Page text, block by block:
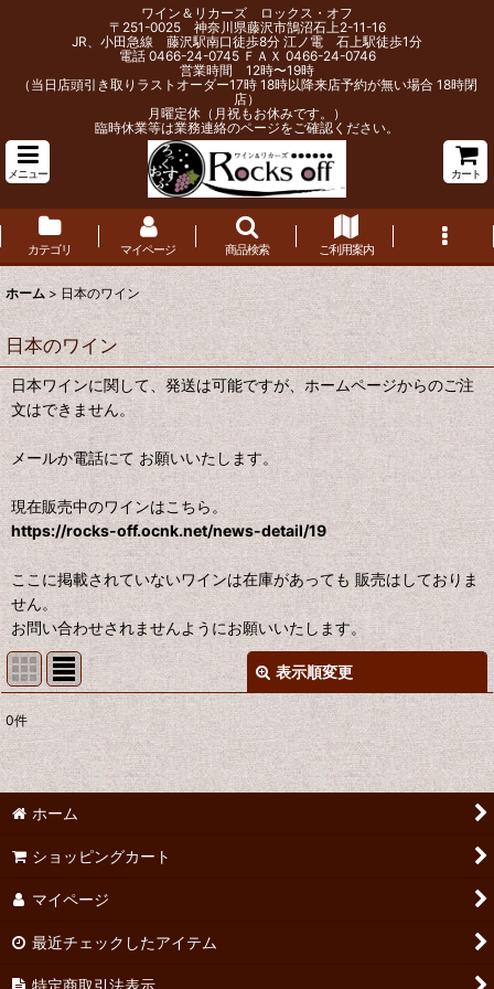
ワイン＆リカーズ ロックス・オフ
〒251-0025 神奈川県藤沢市鵠沼石上2-11-16
JR、小田急線 藤沢駅南口徒歩8分 江ノ電 石上駅徒歩1分
電話 0466-24-0745 ＦＡＸ 0466-24-0746
営業時間 12時〜19時
（当日店頭引き取りラストオーダー17時 18時以降来店予約が無い場合 18時閉
店）
月曜定休（月祝もお休みです。）
臨時休業等は業務連絡のページをご確認ください。
メニュー カート
カテゴリ マイページ 商品検索 ご利用案内
ホーム > 日本のワイン
日本のワイン
日本ワインに関して、発送は可能ですが、ホームページからのご注
文はできません。
メールか電話にて お願いいたします。
現在販売中のワインはこちら。
https://rocks-off.ocnk.net/news-detail/19
ここに掲載されていないワインは在庫があっても 販売はしておりま
せん。
お問い合わせされませんようにお願いいたします。
表示順変更
サブカテゴリ
表示数:
並び順:
0件
ホーム
ショッピングカート
マイページ
最近チェックしたアイテム